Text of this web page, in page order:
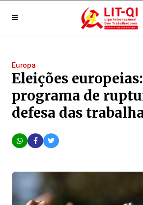
Europa
Eleições
programa de
defesa das